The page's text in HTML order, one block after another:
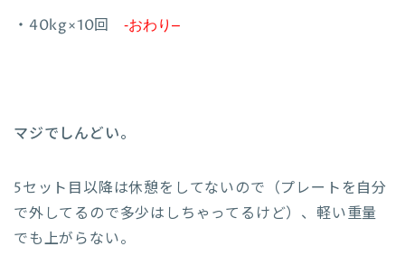
・40kg×10回 -おわり–
マジでしんどい。
5セット目以降は休憩をしてないので（プレートを自分
で外してるので多少はしちゃってるけど）、軽い重量
でも上がらない。